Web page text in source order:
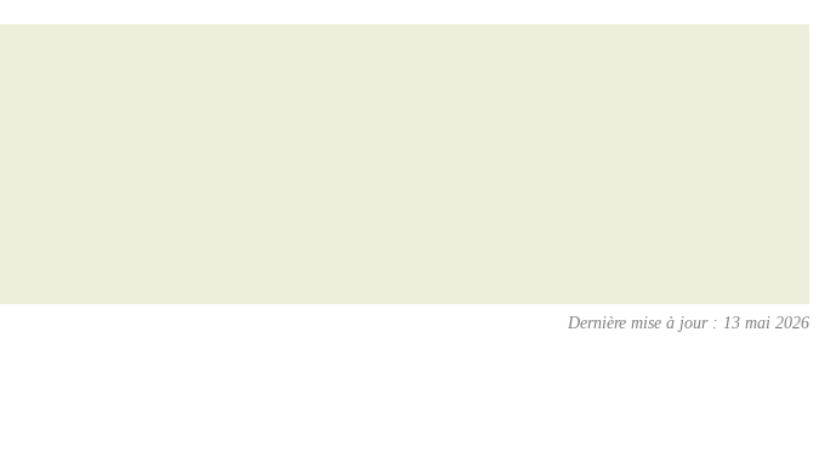
Dernière mise à jour : 13 mai 2026